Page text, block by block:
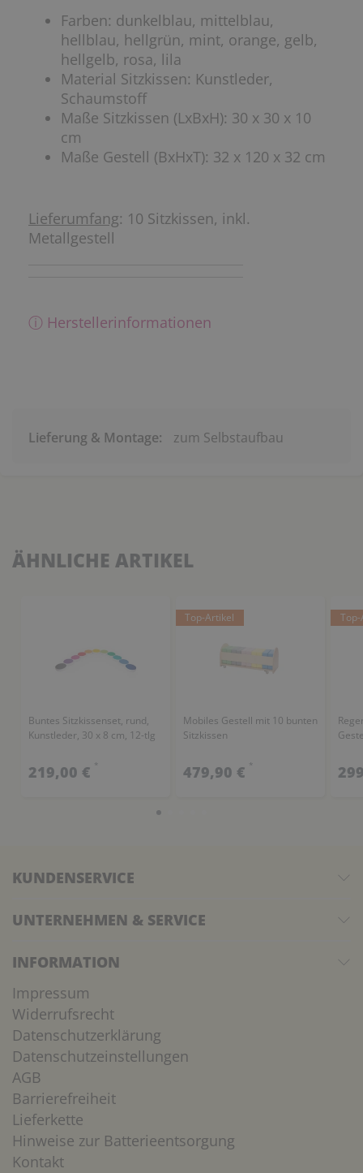
Farben: dunkelblau, mittelblau,
hellblau, hellgrün, mint, orange, gelb,
hellgelb, rosa, lila
Material Sitzkissen: Kunstleder,
Schaumstoff
Maße Sitzkissen (LxBxH): 30 x 30 x 10
cm
Maße Gestell (BxHxT): 32 x 120 x 32 cm
Lieferumfang: 10 Sitzkissen, inkl.
Metallgestell
ⓘ Herstellerinformationen
Lieferung & Montage: zum Selbstaufbau
ÄHNLICHE ARTIKEL
Buntes Sitzkissenset, rund,
Kunstleder, 30 x 8 cm, 12-tlg
219,00 € *
Top-Artikel
Mobiles Gestell mit 10 bunten
Sitzkissen
479,90 € *
KUNDENSERVICE
UNTERNEHMEN & SERVICE
INFORMATION
Impressum
Widerrufsrecht
Datenschutzerklärung
Datenschutzeinstellungen
AGB
Barrierefreiheit
Lieferkette
Hinweise zur Batterieentsorgung
Kontakt